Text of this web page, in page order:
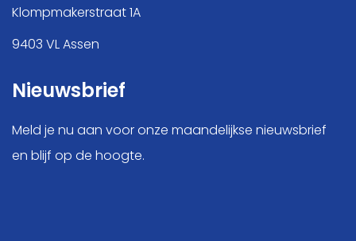
Klompmakerstraat 1A
9403 VL Assen
Nieuwsbrief
Meld je nu aan voor onze maandelijkse nieuwsbrief
en blijf op de hoogte.